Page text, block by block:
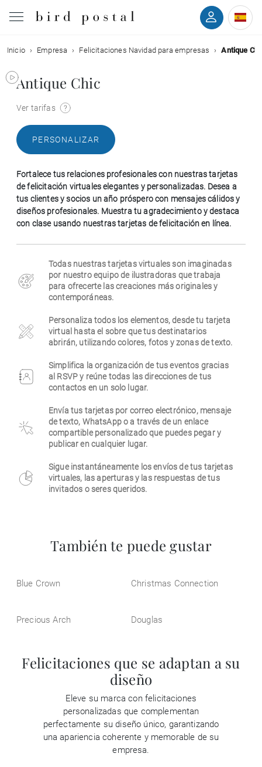
Boda
Nacimiento
Comunión
Condolencias
Cumpleaños
Empresa
Inicio Empresa Felicitaciones Navidad para empresas Antique
Antique Chic
Ver tarifas
PERSONALIZAR
Fortalece tus relaciones profesionales con nuestras tarjetas
de felicitación virtuales elegantes y personalizadas. Desea a
tus clientes y socios un año próspero con mensajes cálidos y
diseños profesionales. Muestra tu agradecimiento y destaca
con clase usando nuestras tarjetas de felicitación en línea.
Todas nuestras tarjetas virtuales son imaginadas
por nuestro equipo de ilustradoras que trabaja
para ofrecerte las creaciones más originales y
contemporáneas.
Personaliza todos los elementos, desde tu tarjeta
virtual hasta el sobre que tus destinatarios
abrirán, utilizando colores, fotos y zonas de texto.
Simplifica la organización de tus eventos gracias
al RSVP y reúne todas las direcciones de tus
contactos en un solo lugar.
Envía tus tarjetas por correo electrónico, mensaje
de texto, WhatsApp o a través de un enlace
compartible personalizado que puedes pegar y
publicar en cualquier lugar.
Sigue instantáneamente los envíos de tus tarjetas
virtuales, las aperturas y las respuestas de tus
invitados o seres queridos.
También te puede gustar
Blue Crown Christmas Connection
Precious Arch Douglas
Felicitaciones que se adaptan a su
diseño
Eleve su marca con felicitaciones
personalizadas que complementan
perfectamente su diseño único, garantizando
una apariencia coherente y memorable de su
empresa.